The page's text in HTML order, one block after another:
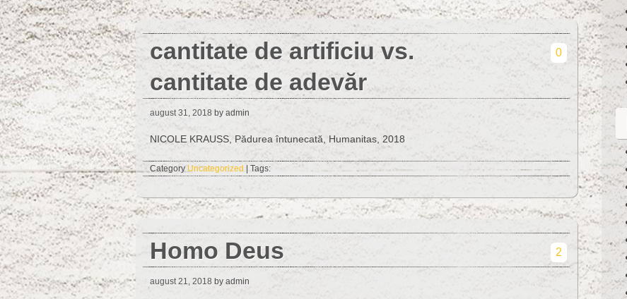
cantitate de artificiu vs.
cantitate de adevăr
0
august 31, 2018 by admin
NICOLE KRAUSS, Pădurea întunecată, Humanitas, 2018
Category Uncategorized | Tags:
Homo Deus 2
august 21, 2018 by admin